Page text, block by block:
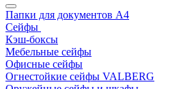
Папки для документов A4
Сейфы
Кэш-боксы
Мебельные сейфы
Офисные сейфы
Огнестойкие сейфы VALBERG